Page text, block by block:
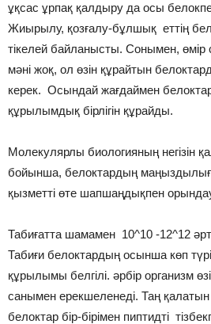
ұқсас ұрпақ қалдыру да осы
Жиырылу, қозғалу-бұлшық еттің
тікелей байланысты. Сонымен,
мәні жоқ, ол өзін құрайтын
керек. Осындай жағдаймен белоктар
құрылымдық бірлігін құрайды.
Молекулярлы биологияның негізін
бойынша, белоктардың
қызметті өте шапшаңдықпен
Табиғатта шамамен 10^10 -12^12
Табиғи белоктардың осынша көп
құрылымы белгілі. әрбір организм
санымен ерекшеленеді. Таң
белоктар бір-бірімен пиптидті